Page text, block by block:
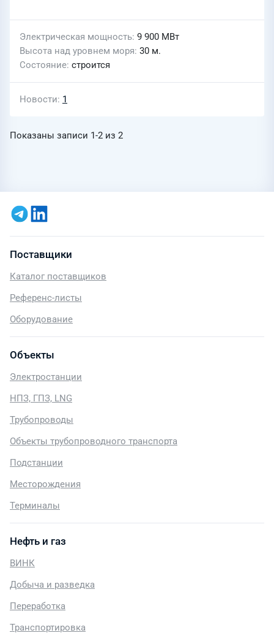
Электрическая мощность 9 900 МВт
Высота над уровнем моря 30 м.
Состояние строится
Новости 1
Показаны записи 1-2 из 2
Поставщики
Каталог поставщиков
Референс-листы
Оборудование
Объекты
Электростанции
НПЗ, ГПЗ, LNG
Трубопроводы
Объекты трубопроводного транспорта
Подстанции
Месторождения
Терминалы
Нефть и газ
ВИНК
Добыча и разведка
Переработка
Транспортировка